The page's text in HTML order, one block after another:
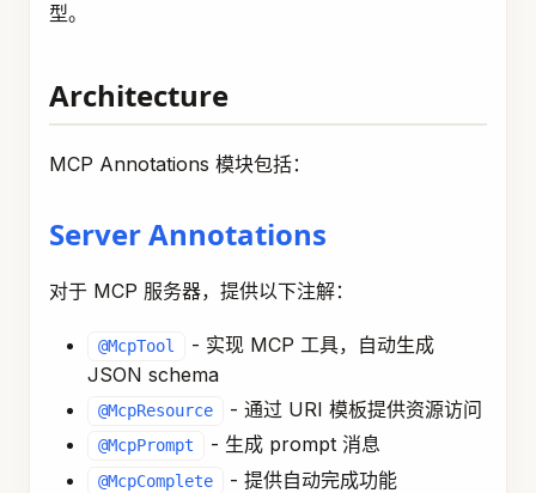
型。
Architecture
MCP Annotations 模块包括：
Server Annotations
对于 MCP 服务器，提供以下注解：
@McpTool
- 实现 MCP 工具，自动生成
JSON schema
@McpResource - 通过 URI 模板提供资源访问
@McpPrompt - 生成 prompt 消息
@McpComplete - 提供自动完成功能